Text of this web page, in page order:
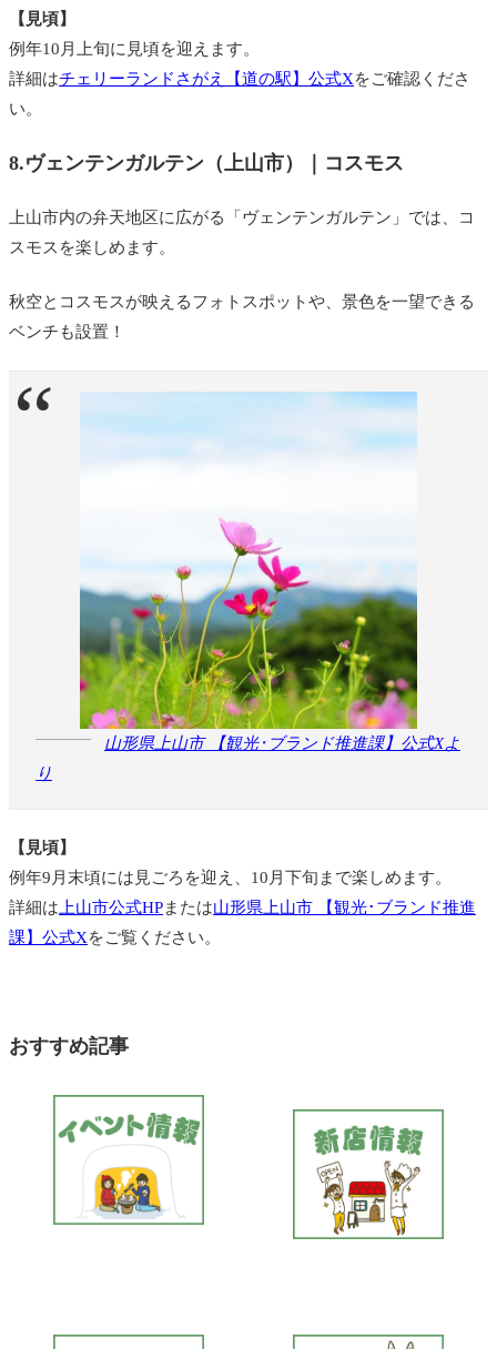
【見頃】
例年10月上旬に見頃を迎えます。
詳細はチェリーランドさがえ【道の駅】公式Xをご確認くださ
い。
8.ヴェンテンガルテン（上山市）｜コスモス
上山市内の弁天地区に広がる「ヴェンテンガルテン」では、コ
スモスを楽しめます。
秋空とコスモスが映えるフォトスポットや、景色を一望できる
ベンチも設置！
山形県上山市 【観光･ブランド推進課】公式Xよ
り
【見頃】
例年9月末頃には見ごろを迎え、10月下旬まで楽しめます。
詳細は 上山市公式HPまたは山形県上山市 【観光･ブランド推進
課】公式Xをご覧ください。
おすすめ記事